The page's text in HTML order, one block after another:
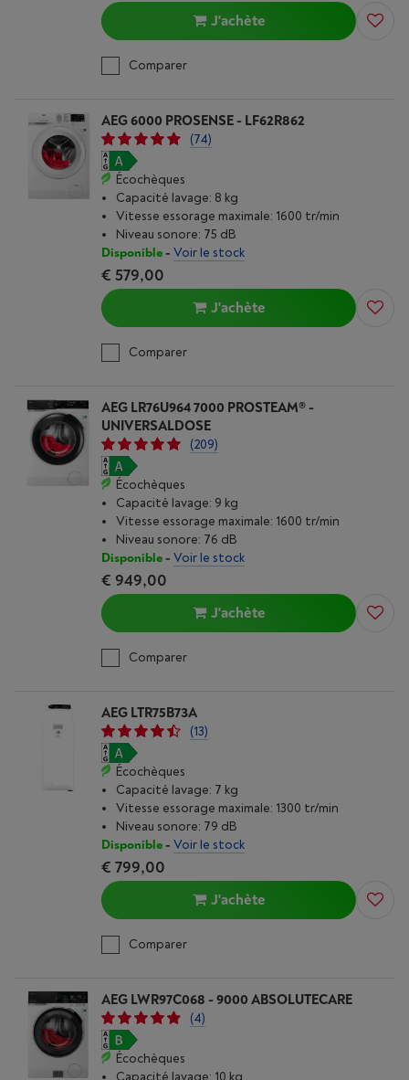
J'achète
Comparer
AEG 6000 PROSENSE - LF62R862
(74)
Écochèques
Capacité lavage: 8 kg
Vitesse essorage maximale: 1600 tr/min
Niveau sonore: 75 dB
Disponible- Voir le stock
€ 579,00
J'achète
Comparer
AEG LR76U964 7000 PROSTEAM® -
UNIVERSALDOSE
(209)
Écochèques
Capacité lavage: 9 kg
Vitesse essorage maximale: 1600 tr/min
Niveau sonore: 76 dB
Disponible- Voir le stock
€ 949,00
J'achète
Comparer
AEG LTR75B73A
(13)
Écochèques
Capacité lavage: 7 kg
Vitesse essorage maximale: 1300 tr/min
Niveau sonore: 79 dB
Disponible- Voir le stock
€ 799,00
J'achète
Comparer
AEG LWR97C068 - 9000 ABSOLUTECARE
(4)
Écochèques
Capacité lavage: 10 kg